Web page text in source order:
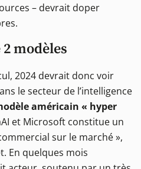
– devrait doper
modèles
2024 devrait donc voir
le secteur de l’intelligence
américain « hyper
et Microsoft constitue un
sur le marché »,
En quelques mois